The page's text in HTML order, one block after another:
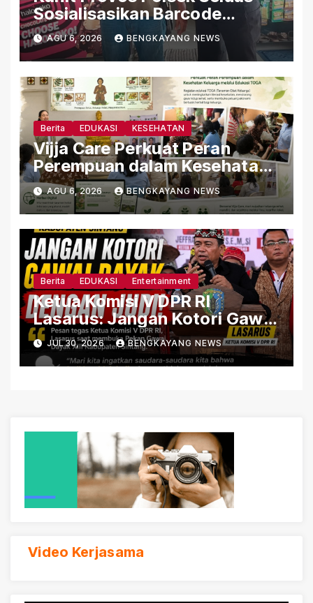
Sosialisasikan Barcode
Pengaduan Cepat Propam
Polri kepada Masyarakat Desa
Seluas
AGU 6, 2026 BENGKAYANG NEWS
Berita EDUKASI KESEHATAN
Vijja Care Perkuat Peran
Perempuan dalam Kesehatan
Keluarga melalui Edukasi
TOGA dan Herbal Berbasis
Ilmu Pengetahuan
AGU 6, 2026 BENGKAYANG NEWS
Berita EDUKASI Entertainment
Ketua Komisi V DPR RI
Lasarus: Jangan Kotori Gawai
Dayak dengan Judi
JUL 30, 2026 BENGKAYANG NEWS
Video Kerjasama